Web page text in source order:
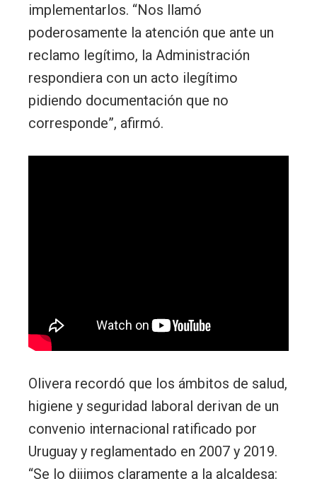
implementarlos. “Nos llamó
poderosamente la atención que ante un
reclamo legítimo, la Administración
respondiera con un acto ilegítimo
pidiendo documentación que no
corresponde”, afirmó.
Olivera recordó que los ámbitos de salud,
higiene y seguridad laboral derivan de un
convenio internacional ratificado por
Uruguay y reglamentado en 2007 y 2019.
“Se lo dijimos claramente a la alcaldesa: